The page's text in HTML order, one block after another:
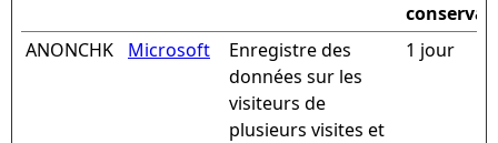
ANONCHK
Microsoft
Enregistre des
données sur les
visiteurs de
plusieurs visites et
1 jour